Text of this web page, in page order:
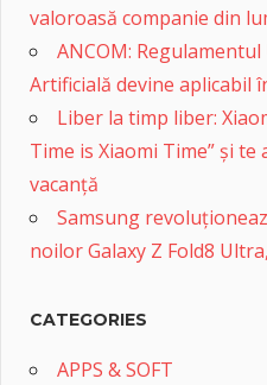
valoroasă companie din
ANCOM:
Artificială devine aplicabil
Liber la timp liber:
Time is Xiaomi Time” și
vacanță
Samsung
noilor Galaxy Z Fold8
CATEGORIES
APPS & SOFT